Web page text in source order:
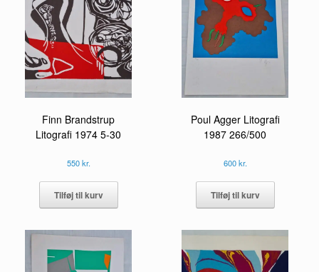
Finn Brandstrup
Litografi 1974 5-30
550kr.
Tilføj til kurv
Poul Agger Litografi
1987 266/500
600kr.
Tilføj til kurv